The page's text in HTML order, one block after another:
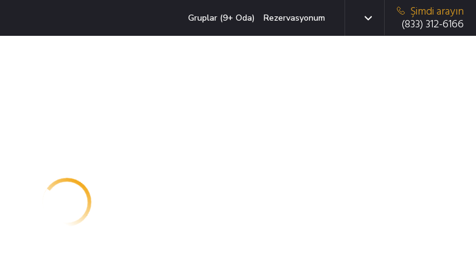
Gruplar (9+ Oda) Rezervasyonum
Şimdi arayın
(833) 312-6166